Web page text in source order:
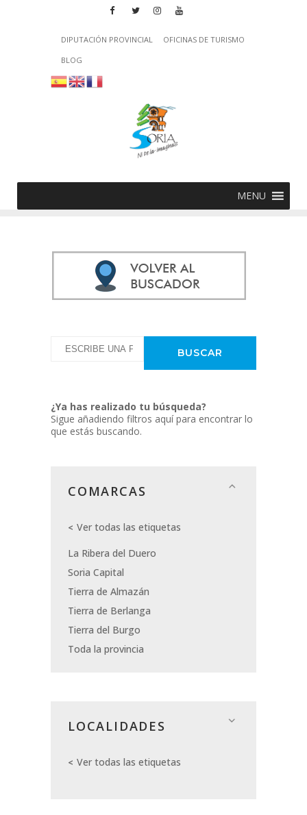
DIPUTACIÓN PROVINCIAL
OFICINAS DE TURISMO
BLOG
MENU
¿Ya has realizado tu búsqueda?
Sigue añadiendo filtros aquí para encontrar lo
que estás buscando.
COMARCAS
Ver todas las etiquetas
La Ribera del Duero
Soria Capital
Tierra de Almazán
Tierra de Berlanga
Tierra del Burgo
Toda la provincia
LOCALIDADES
Ver todas las etiquetas